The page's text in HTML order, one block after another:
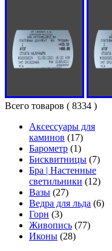
Всего товаров ( 8334 )
Аксессуары для
каминов (17)
Барометр (1)
Бисквитницы (7)
Бра | Настенные
светильники (12)
Вазы (27)
Ведра для льда (6)
Горн (3)
Живопись (77)
Иконы (28)